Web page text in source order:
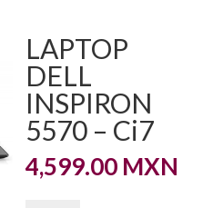
LAPTOP
DELL
INSPIRON
5570 – Ci7
4,599.00 MXN